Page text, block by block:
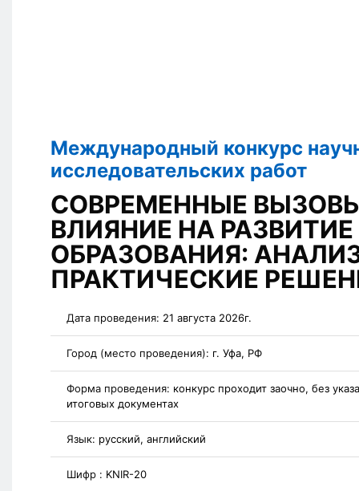
Международный конкурс
исследовательских работ
СОВРЕМЕННЫЕ
ВЛИЯНИЕ НА
ОБРАЗОВАНИЯ:
ПРАКТИЧЕСКИЕ
Дата проведения: 21 августа 2026г.
Город (место проведения): г. Уфа, РФ
Форма проведения: конкурс проходит заочно, без
итоговых документах
Язык: русский, английский
Шифр : KNIR-20